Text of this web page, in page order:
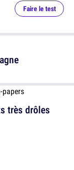
très drôles
Faire le test